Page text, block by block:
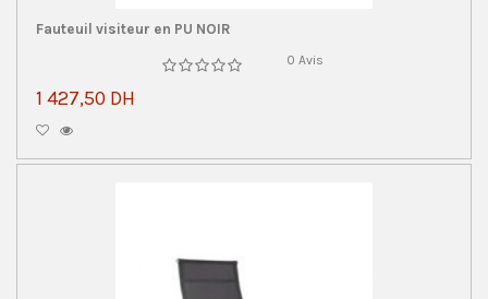
Fauteuil visiteur en PU NOIR
0 Avis
1 427,50 DH